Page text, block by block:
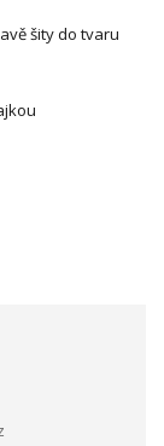
šity do tvaru